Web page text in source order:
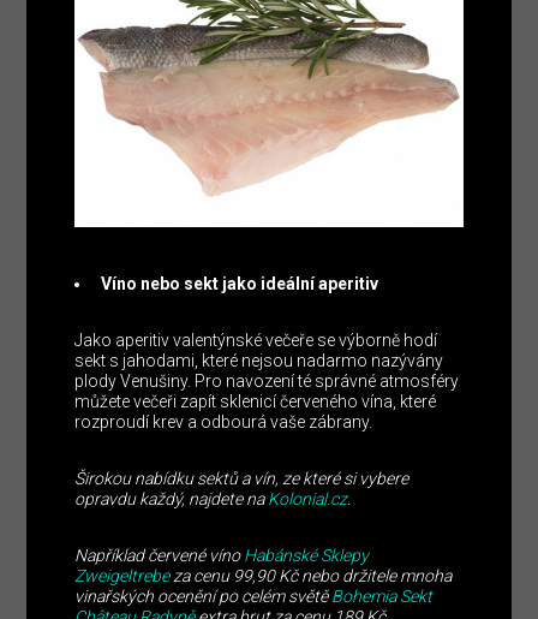
Víno nebo sekt jako ideální aperitiv
Jako aperitiv valentýnské večeře se výborně hodí
sekt s jahodami, které nejsou nadarmo nazývány
plody Venušiny. Pro navození té správné atmosféry
můžete večeři zapít sklenicí červeného vína, které
rozproudí krev a odbourá vaše zábrany.
Širokou nabídku sektů a vín, ze které si vybere
opravdu každý, najdete naKolonial.cz.
Například červené vínoHabánské Sklepy
Zweigeltrebeza cenu 99,90 Kč nebo držitele mnoha
vinařských ocenění po celém světěBohemia Sekt